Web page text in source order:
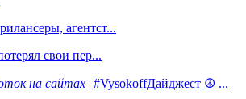
агентст...
свои пер...
#VysokoffДайджест ☮️ ...